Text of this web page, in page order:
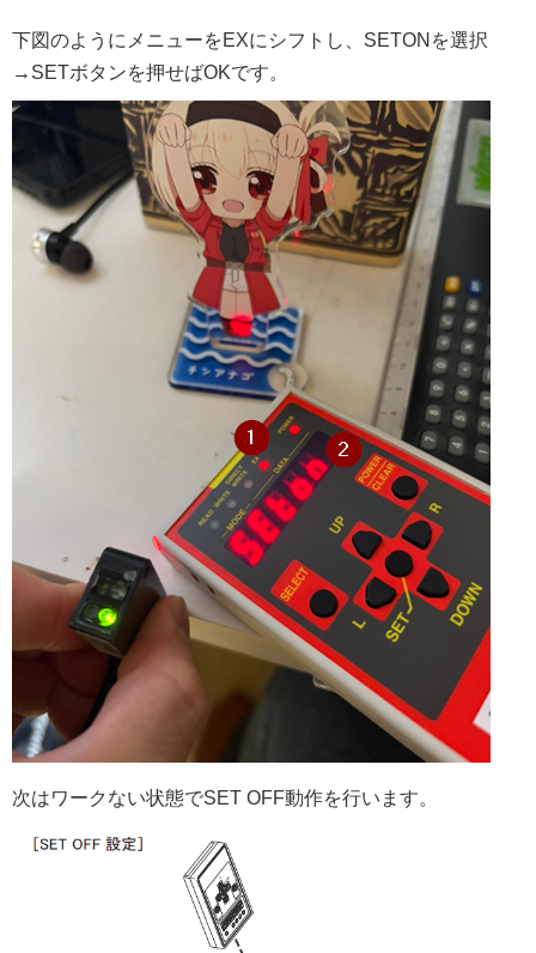
下図のようにメニューをEXにシフトし、SETONを選択
→SETボタンを押せばOKです。
次はワークない状態でSET OFF動作を行います。